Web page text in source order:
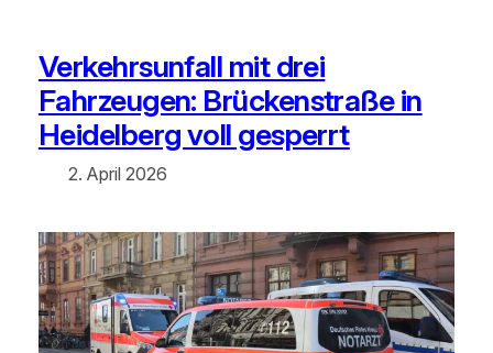
Verkehrsunfall mit drei
Fahrzeugen: Brückenstraße in
Heidelberg voll gesperrt
2. April 2026